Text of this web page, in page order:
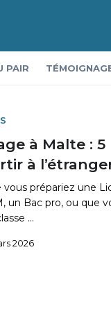
PAIR
de partir à l’étranger
à Malte :
à
vous prépariez une
un Bac pro, ou que
…
2026